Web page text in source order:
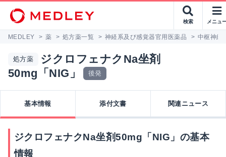
検索 メニュ
MEDLEY > 薬 > 処方薬一覧 > 神経系及び感覚器官用医薬品 > 中枢神経
処方薬
ジクロフェナクNa坐剤
50mg「NIG」
後発
基本情報 添付文書 関連ニュース
ジクロフェナクNa坐剤50mg「NIG」の基本
情報